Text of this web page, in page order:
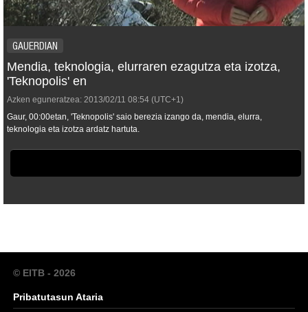
GAUERDIAN
Mendia, teknologia, elurraren ezagutza eta izotza,
'Teknopolis' en
Azken eguneratzea: 2013/02/11 08:54 (UTC+1)
Gaur, 00:00etan, 'Teknopolis' saio berezia izango da, mendia, elurra,
teknologia eta izotza ardatz hartuta.
© EITB - 2026
Pribatutasun Ataria